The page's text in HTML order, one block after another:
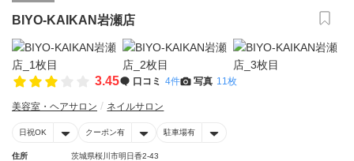
BIYO-KAIKAN岩瀬店
3.45 口コミ 4件 写真 11枚
美容室・ヘアサロン ネイルサロン
日祝OK クーポン有 駐車場有
住所
茨城県桜川市明日香2-43